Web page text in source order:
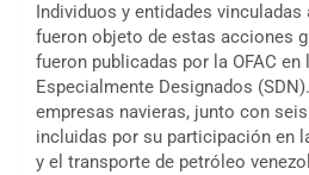
Individuos y entidades vinculadas
fueron objeto de estas acciones
fueron publicadas por la OFAC
Especialmente Designados
empresas navieras, junto con
incluidas por su participación en
y el transporte de petróleo